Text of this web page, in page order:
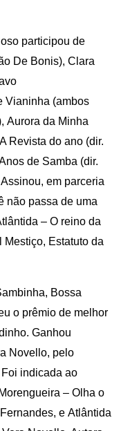
participou de
De Bonis), Clara
Vianinha (ambos
Aurora da Minha
Revista do ano (dir.
de Samba (dir.
em parceria
não passa de uma
– O reino da
Estatuto da
Bossa
o prêmio de melhor
Ganhou
Novello, pelo
indicada ao
– Olha o
e Atlântida